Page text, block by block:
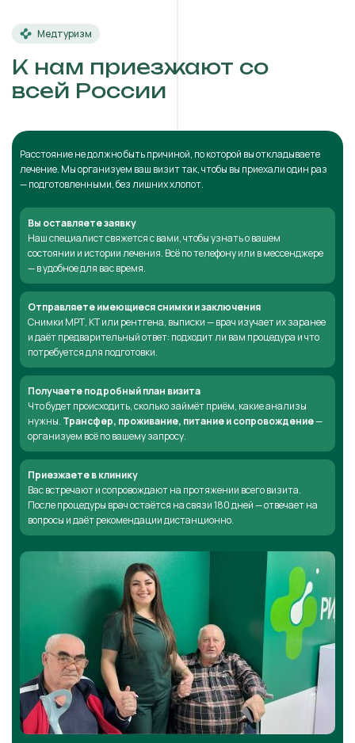
Медтуризм
К нам приезжают со
всей России
Расстояние не должно быть причиной, по которой вы откладываете
лечение. Мы организуем ваш визит так, чтобы вы приехали один раз
— подготовленными, без лишних хлопот.
Вы оставляете заявку
Наш специалист свяжется с вами, чтобы узнать о вашем
состоянии и истории лечения. Всё по телефону или в мессенджере
— в удобное для вас время.
Отправляете имеющиеся снимки и заключения
Снимки МРТ, КТ или рентгена, выписки — врач изучает их заранее
и даёт предварительный ответ: подходит ли вам процедура и что
потребуется для подготовки.
Получаете подробный план визита
Что будет происходить, сколько займёт приём, какие анализы
нужны. Трансфер, проживание, питание и сопровождение—
организуем всё по вашему запросу.
Приезжаете в клинику
Вас встречают и сопровождают на протяжении всего визита.
После процедуры врач остаётся на связи 180 дней — отвечает на
вопросы и даёт рекомендации дистанционно.